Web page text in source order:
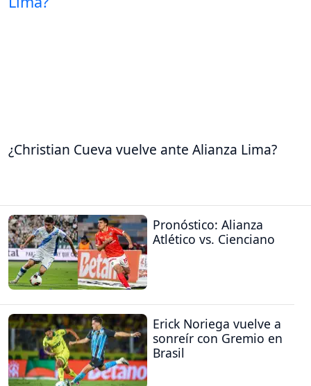
¿Christian Cueva vuelve ante Alianza Lima?
Pronóstico: Alianza
Atlético vs. Cienciano
Erick Noriega vuelve a
sonreír con Gremio en
Brasil